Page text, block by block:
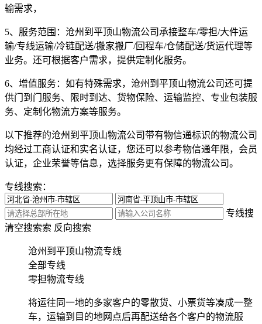
输需求，
5、服务范围： 沧州到平顶山物流公司承接整车/零担/大件运
输/专线运输/冷链配送/搬家搬厂/回程车/仓储配送/货运代理等
业务。还可根据客户需求，提供定制化服务。
6、增值服务： 如有特殊需求，沧州到平顶山物流公司还可提
供门到门服务、限时到达、货物保险、运输监控、专业包装服
务、定制化物流方案等服务。
以下推荐的沧州到平顶山物流公司带有物信通标识的物流公司
均经过工商认证和实名认证，您还可以参考物信通年限，会员
认证，企业荣誉等信息，选择服务更有保障的物流公司。
专线搜索：
专线搜
索 反向搜索
清空搜索
沧州到平顶山物流专线
全部专线
零担物流专线
将运往同一地的多家客户的零散货、小票货等凑成一整
车，运输到目的地网点后再配送给各个客户的物流服